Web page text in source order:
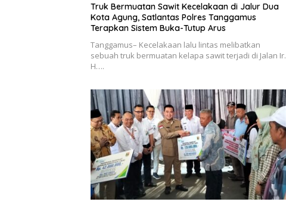
Truk Bermuatan Sawit Kecelakaan di Jalur Dua
Kota Agung, Satlantas Polres Tanggamus
Terapkan Sistem Buka-Tutup Arus
Tanggamus– Kecelakaan lalu lintas melibatkan
sebuah truk bermuatan kelapa sawit terjadi di Jalan Ir.
H….